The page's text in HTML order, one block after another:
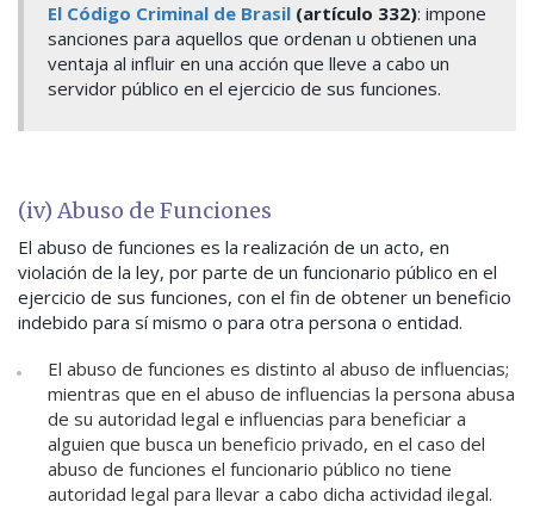
El Código Criminal de Brasil (artículo 332): impone
sanciones para aquellos que ordenan u obtienen una
ventaja al influir en una acción que lleve a cabo un
servidor público en el ejercicio de sus funciones.
(iv) Abuso de Funciones
El abuso de funciones es la realización de un acto, en
violación de la ley, por parte de un funcionario público en el
ejercicio de sus funciones, con el fin de obtener un beneficio
indebido para sí mismo o para otra persona o entidad.
El abuso de funciones es distinto al abuso de influencias;
mientras que en el abuso de influencias la persona abusa
de su autoridad legal e influencias para beneficiar a
alguien que busca un beneficio privado, en el caso del
abuso de funciones el funcionario público no tiene
autoridad legal para llevar a cabo dicha actividad ilegal.